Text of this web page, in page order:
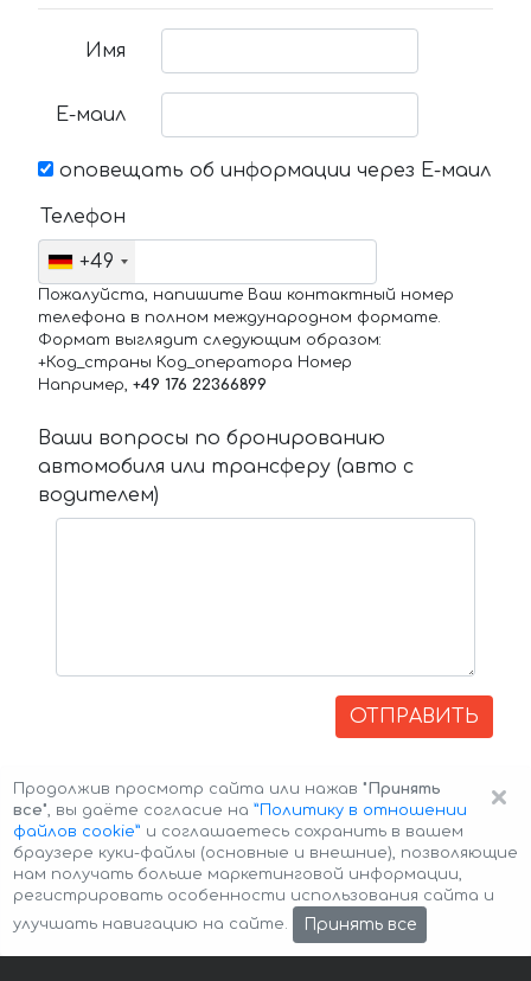
Имя
Е-маил
оповещать об информации через Е-маил
Телефон
+49
Пожалуйста, напишите Ваш контактный номер
телефона в полном международном формате.
Формат выглядит следующим образом:
+Код_страны Код_оператора Номер
Например, +49 176 22366899
Ваши вопросы по бронированию
автомобиля или трансферу (авто с
водителем)
ОТПРАВИТЬ
Авторские права © 2026 Авто-Аренда Cookie Policy
×
Продолжив просмотр сайта или нажав "Принять
все", вы даёте согласие на ”Политику в отношении
файлов cookie” и соглашаетесь сохранить в вашем
браузере куки-файлы (основные и внешние), позволяющие
нам получать больше маркетинговой информации,
регистрировать особенности использования сайта и
улучшать навигацию на сайте.
Принять все